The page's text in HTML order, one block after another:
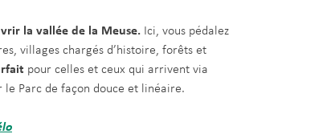
la vallée de la Meuse. Ici, vous pédalez
villages chargés d’histoire, forêts et
pour celles et ceux qui arrivent via
Parc de façon douce et linéaire.